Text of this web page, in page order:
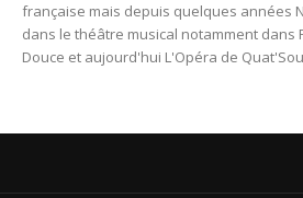
française mais depuis quelques années
dans le théâtre musical notamment dans
Douce et aujourd'hui L'Opéra de